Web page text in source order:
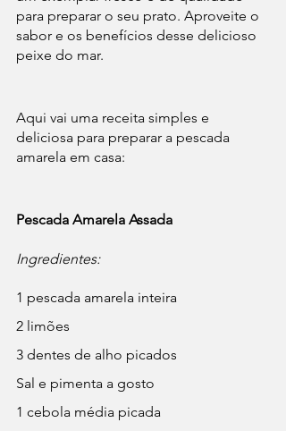
para preparar o seu prato. Aproveite o
sabor e os benefícios desse delicioso
peixe do mar.
Aqui vai uma receita simples e
deliciosa para preparar a pescada
amarela em casa:
Pescada Amarela Assada
Ingredientes:
1 pescada amarela inteira
2 limões
3 dentes de alho picados
Sal e pimenta a gosto
1 cebola média picada